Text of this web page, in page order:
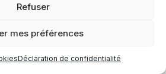
Refuser
mes préférences
Déclaration de confidentialité